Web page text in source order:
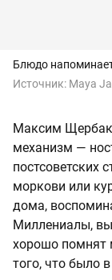
Блюдо
Источник: Maya
Максим
механизм —
постсоветских
моркови или
дома,
Миллениалы,
хорошо помнят
того, что было